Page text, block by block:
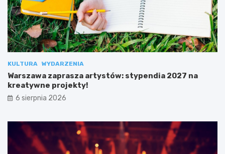
KULTURA WYDARZENIA
Warszawa zaprasza artystów: stypendia 2027 na
kreatywne projekty!
6 sierpnia 2026